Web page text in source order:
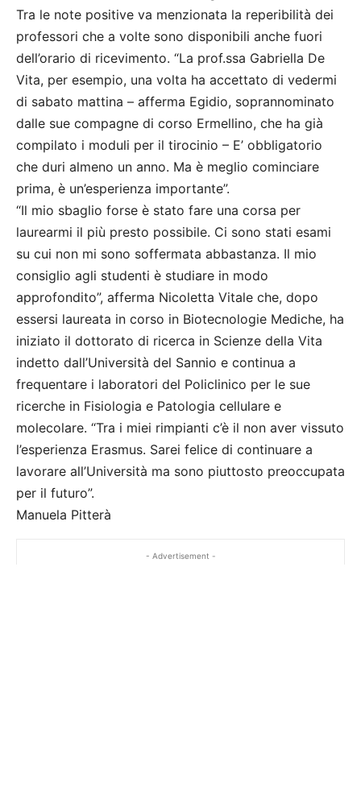
Tra le note positive va menzionata la reperibilità dei
professori che a volte sono disponibili anche fuori
dell’orario di ricevimento. “La prof.ssa Gabriella De
Vita, per esempio, una volta ha accettato di vedermi
di sabato mattina – afferma Egidio, soprannominato
dalle sue compagne di corso Ermellino, che ha già
compilato i moduli per il tirocinio – E’ obbligatorio
che duri almeno un anno. Ma è meglio cominciare
prima, è un’esperienza importante”.
“Il mio sbaglio forse è stato fare una corsa per
laurearmi il più presto possibile. Ci sono stati esami
su cui non mi sono soffermata abbastanza. Il mio
consiglio agli studenti è studiare in modo
approfondito”, afferma Nicoletta Vitale che, dopo
essersi laureata in corso in Biotecnologie Mediche, ha
iniziato il dottorato di ricerca in Scienze della Vita
indetto dall’Università del Sannio e continua a
frequentare i laboratori del Policlinico per le sue
ricerche in Fisiologia e Patologia cellulare e
molecolare. “Tra i miei rimpianti c’è il non aver vissuto
l’esperienza Erasmus. Sarei felice di continuare a
lavorare all’Università ma sono piuttosto preoccupata
per il futuro”.
Manuela Pitterà
- Advertisement -